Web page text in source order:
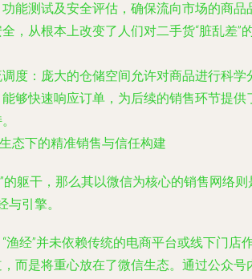
能测试及安全评估，确保流向市场的商品
，从根本上改变了人们对二手货“脏乱差”
度 ：庞大的仓储空间允许对商品进行科学
够快速响应订单，为后续的销售环节提供
态下的精准销售与信任构建
的躯干，那么其以微信为核心的销售网络则
引擎。
“渔经”并未依赖传统的电商平台或线下门店
而是将重心放在了微信生态。通过公众号